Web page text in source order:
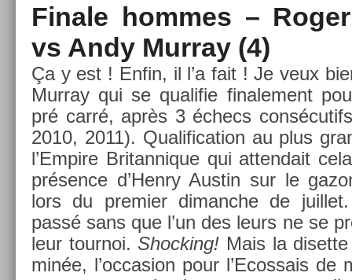
Fin­ale hom­mes –
vs Andy Mur­ray (4)
Ça y est ! Enfin, il l’a fait ! Je veux
Mur­ray qui se qualifie fin­ale­ment
pré carré, après 3 échecs
2010, 2011). Qualifica­tion au plus
l’Em­pire Britan­nique qui at­tendait
présence d’Henry Aus­tin sur le
lors du pre­mi­er di­manche de
passé sans que l’un des leurs ne se
leur tour­noi.Shock­ing! Mais la
minée, l’oc­cas­ion pour l’Ecos­sais